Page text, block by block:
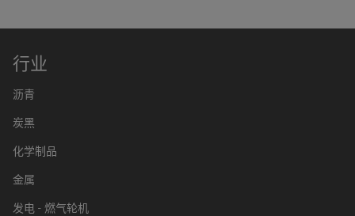
行业
沥青
炭黑
化学制品
金属
发电 - 燃气轮机